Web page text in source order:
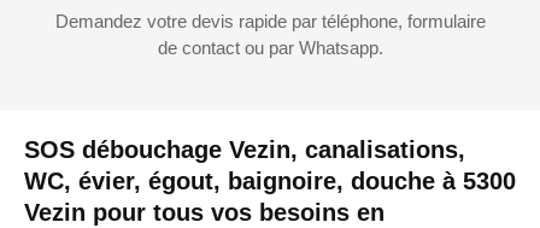
SOS débouchage Vezin, canalisations,
WC, évier, égout, baignoire, douche à 5300
Vezin pour tous vos besoins en
Demandez votre devis rapide par téléphone, formulaire
de contact ou par Whatsapp.